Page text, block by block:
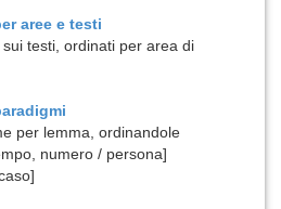
aree e testi
testi, ordinati per area di
per lemma, ordinandole
numero / persona]